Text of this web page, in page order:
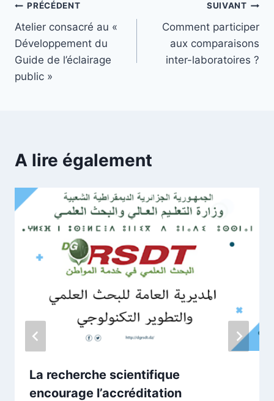
PRÉCÉDENT
Atelier consacré au «
Développement du
Guide de l’éclairage
public »
SUIVANT
Comment participer
aux comparaisons
inter-laboratoires ?
A lire également
La recherche scientifique
encourage l’accréditation